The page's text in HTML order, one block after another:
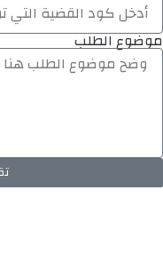
موضوع الطلب